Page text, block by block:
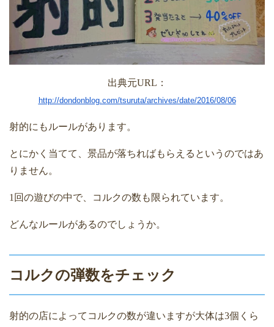
出典元URL ：
http://dondonblog.com/tsuruta/archives/date/2016/08/06
射的にもルールがあります。
とにかく当てて、景品が落ちればもらえるというのではあ
りません。
1 回の遊びの中で、コルクの数も限られています。
どんなルールがあるのでしょうか。
コルクの弾数をチェック
射的の店によってコルクの数が違いますが大体は3個くら